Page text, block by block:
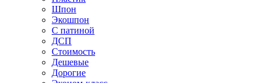
Шпон
Экошпон
С патиной
ДСП
Стоимость
Дешевые
Дорогие